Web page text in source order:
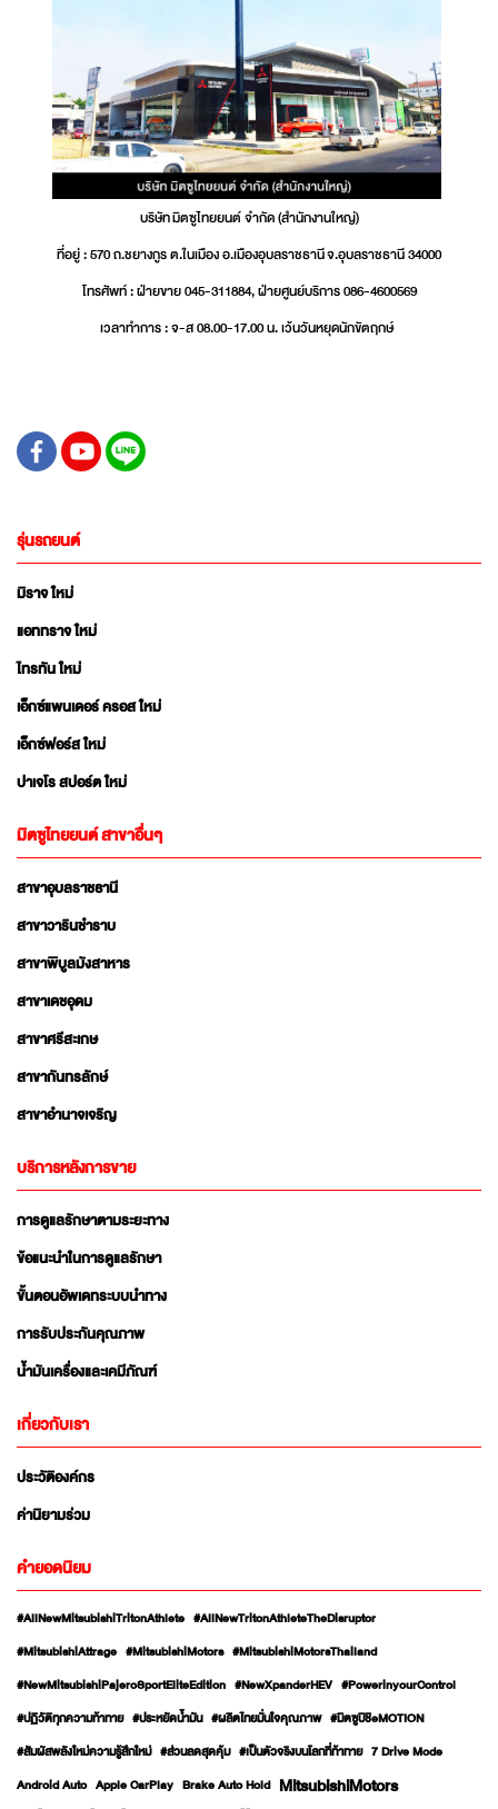
บริษัท มิตซูไทยยนต์ จำกัด (สำนักงานใหญ่)
ที่อยู่ : 570 ถ.ชยางกูร ต.ในเมือง อ.เมืองอุบลราชธานี จ.อุบลราชธานี 34000
โทรศัพท์ : ฝ่ายขาย 045-311884, ฝ่ายศูนย์บริการ 086-4600569
เวลาทำการ : จ-ส 08.00-17.00 น. เว้นวันหยุดนักขัตฤกษ์
รุ่นรถยนต์
มิราจ ใหม่
แอททราจ ใหม่
ไทรทัน ใหม่
เอ็กซ์แพนเดอร์ ครอส ใหม่
เอ็กซ์ฟอร์ส ใหม่
ปาเจโร สปอร์ต ใหม่
มิตซูไทยยนต์ สาขาอื่นๆ
สาขาอุบลราชธานี
สาขาวารินชำราบ
สาขาพิบูลมังสาหาร
สาขาเดชอุดม
สาขาศรีสะเกษ
สาขากันทรลักษ์
สาขาอำนาจเจริญ
บริการหลังการขาย
การดูแลรักษาตามระยะทาง
ข้อแนะนำในการดูแลรักษา
ขั้นตอนอัพเดทระบบนำทาง
การรับประกันคุณภาพ
น้ำมันเครื่องและเคมีภัณฑ์
เกี่ยวกับเรา
ประวัติองค์กร
ค่านิยามร่วม
คำยอดนิยม
#AllNewMitsubishiTritonAthlete #AllNewTritonAthleteTheDisruptor
#MitsubishiAttrage #MitsubishiMotors #MitsubishiMotorsThailand
#NewMitsubishiPajeroSportEliteEdition #NewXpanderHEV #PowerinyourControl
#ปฏิวัติทุกความท้าทาย #ประหยัดน้ำมัน #ผลิตไทยมั่นใจคุณภาพ #มิตซูบิชิeMOTION
#สัมผัสพลังใหม่ความรู้สึกใหม่ #ส่วนลดสุดคุ้ม #เป็นตัวจริงบนโลกที่ท้าทาย 7 Drive Mode
Android Auto Apple CarPlay Brake Auto Hold MitsubishiMotors